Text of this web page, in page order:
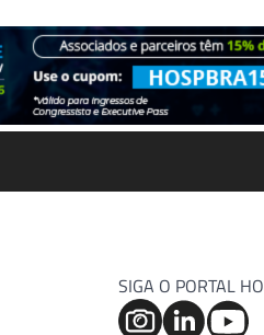
SIGA O PORTAL